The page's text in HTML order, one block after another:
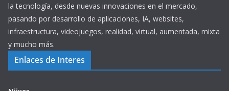
la tecnología, desde nuevas innovaciones en el mercado,
pasando por desarrollo de aplicaciones, IA, websites,
infraestructura, videojuegos, realidad, virtual, aumentada, mixta
y mucho más.
Enlaces de Interes